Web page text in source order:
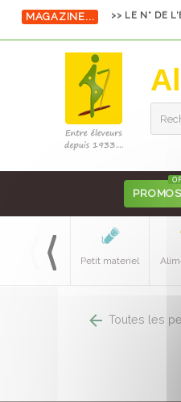
MAGAZINE... >> LE N° DE
PROMOS
Petit materiel
Toutes les